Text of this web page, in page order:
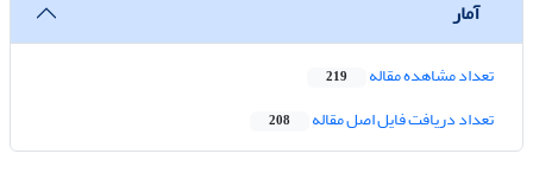
آمار
تعداد مشاهده مقاله 219
تعداد دریافت فایل اصل مقاله 208